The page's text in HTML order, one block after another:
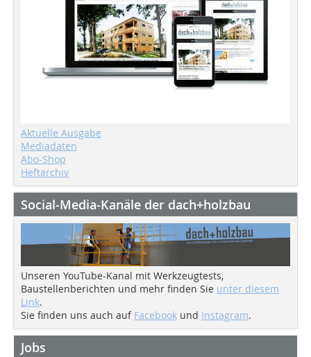
Aktuelle Ausgabe
Mediadaten
Abo-Shop
Heftarchiv
Social-Media-Kanäle der dach+holzbau
Unseren YouTube-Kanal mit Werkzeugtests,
Baustellenberichten und mehr finden Sie unter diesem
Link.
Sie finden uns auch auf Facebook und Instagram.
Jobs